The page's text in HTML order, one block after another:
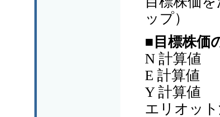
ップ）
■目標株価
N 計算値
E 計算値
Y 計算値
エリオッ